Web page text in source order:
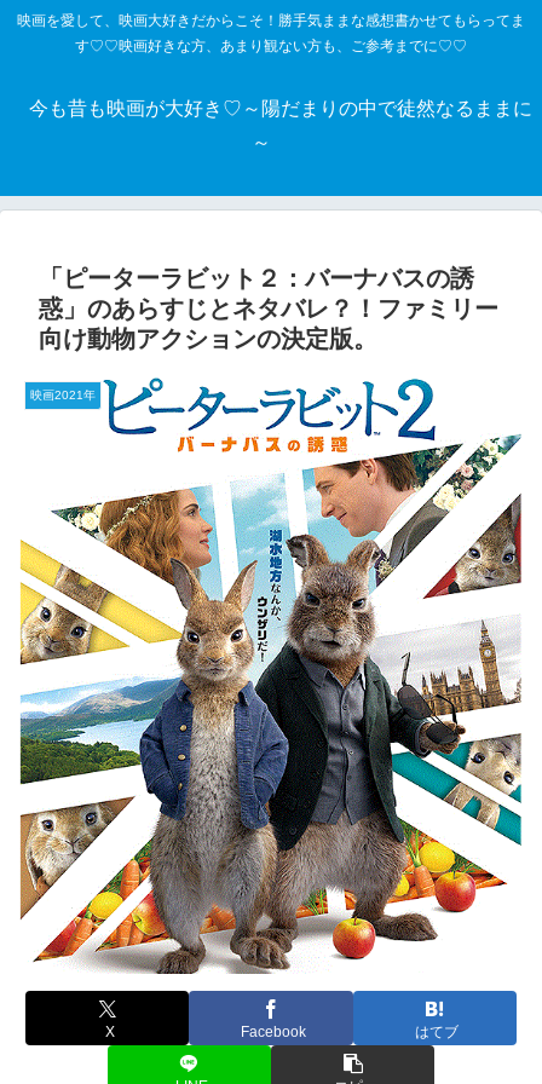
映画を愛して、映画大好きだからこそ！勝手気ままな感想書かせてもらってま
す♡♡映画好きな方、あまり観ない方も、ご参考までに♡♡
今も昔も映画が大好き♡～陽だまりの中で徒然なるままに
～
「ピーターラビット２：バーナバスの誘
惑」のあらすじとネタバレ？！ファミリー
向け動物アクションの決定版。
映画2021年
X Facebook はてブ